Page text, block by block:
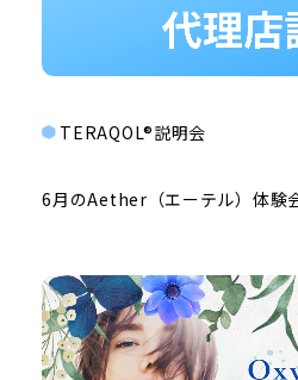
TERAQOL®説明会
6月のAether（エーテル）体験